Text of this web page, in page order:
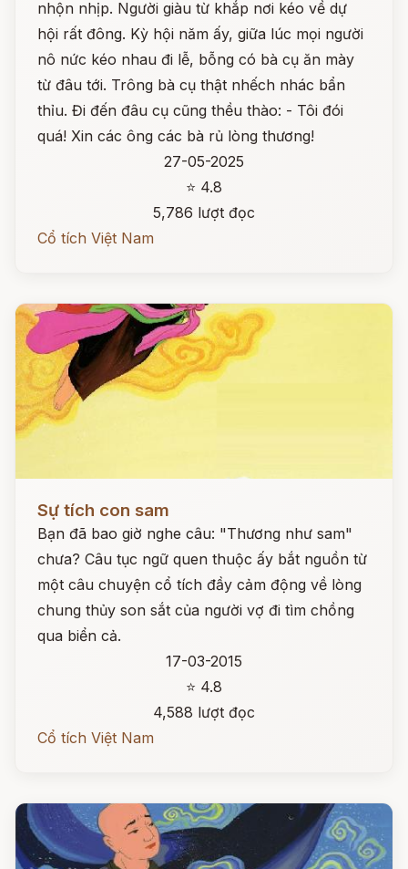
nhộn nhịp. Người giàu từ khắp nơi kéo về dự
hội rất đông. Kỳ hội năm ấy, giữa lúc mọi người
nô nức kéo nhau đi lễ, bỗng có bà cụ ăn mày
từ đâu tới. Trông bà cụ thật nhếch nhác bẩn
thỉu. Đi đến đâu cụ cũng thều thào: - Tôi đói
quá! Xin các ông các bà rủ lòng thương!
27-05-2025
⭐ 4.8
5,786 lượt đọc
Cổ tích Việt Nam
Sự tích con sam
Bạn đã bao giờ nghe câu: "Thương như sam"
chưa? Câu tục ngữ quen thuộc ấy bắt nguồn từ
một câu chuyện cổ tích đầy cảm động về lòng
chung thủy son sắt của người vợ đi tìm chồng
qua biển cả.
17-03-2015
⭐ 4.8
4,588 lượt đọc
Cổ tích Việt Nam